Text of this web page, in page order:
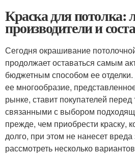
Краска для потолка:
производители и
Сегодня окрашивание
продолжает оставаться самым
бюджетным способом ее отделки.
ее многообразие,
рынке, ставит покупателей перед
связанными с выбором
прежде, чем приобрести краску,
долго, при этом не нанесет
рассмотреть несколько